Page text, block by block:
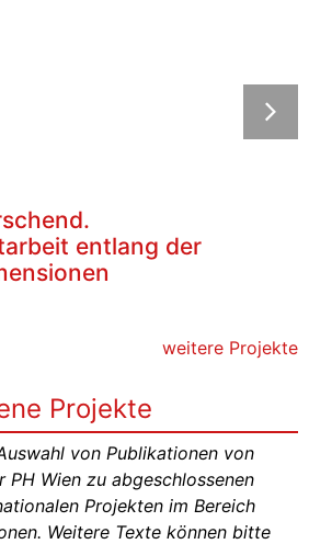
entlang der
weitere Projekte
Projekte
von Publikationen von
Wien zu abgeschlossenen
Projekten im Bereich
Weitere Texte können bitte